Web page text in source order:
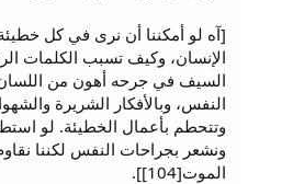
[آه لو أمكننا أن نرى في كل
الإنسان، وكيف تسبب الكلمات
السيف في جرحه أهون من
النفس، وبالأفكار الشريرة
وتتحطم بأعمال الخطيئة. لو
ونشعر بجراحات النفس لكننا
الموت[104]].